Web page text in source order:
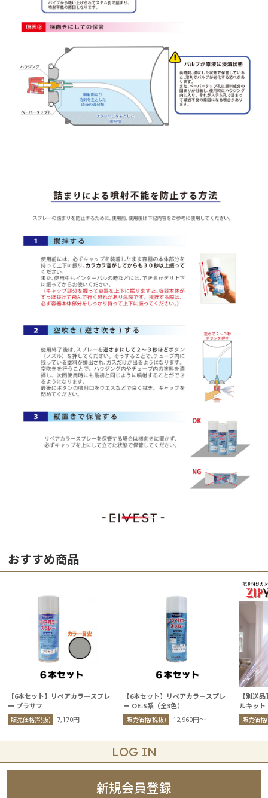
おすすめ商品
【6本セット】リペアカラースプレ
ー プラサフ
販売価格(税抜) 7,170円
【6本セット】リペアカラースプレ
ー OE-S系（全3色）
販売価格(税抜) 12,960円〜
【別送
ルキット
販売価格
LOG IN
新規会員登録